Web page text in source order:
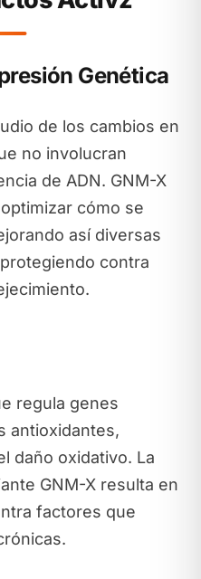
Genética
de los cambios en
no involucran
de ADN. GNM-X
cómo se
así diversas
contra
regula genes
antioxidantes,
daño oxidativo. La
GNM-X resulta en
factores que